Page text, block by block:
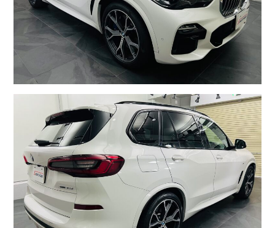
コーポレートサイト
プロテクションフィルム専門店
株式会社スマート・カーサービス
コーポレートサイトはこちら